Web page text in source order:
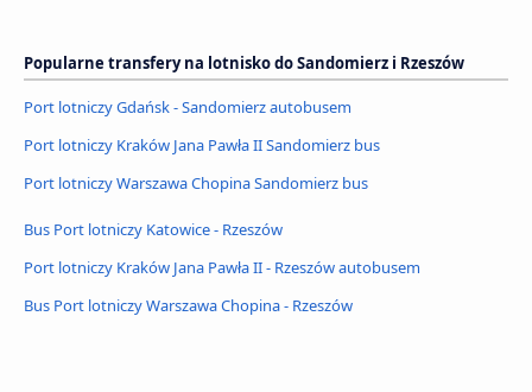
Popularne transfery na lotnisko do Sandomierz i Rzeszów
Port lotniczy Gdańsk - Sandomierz autobusem
Port lotniczy Kraków Jana Pawła II Sandomierz bus
Port lotniczy Warszawa Chopina Sandomierz bus
Bus Port lotniczy Katowice - Rzeszów
Port lotniczy Kraków Jana Pawła II - Rzeszów autobusem
Bus Port lotniczy Warszawa Chopina - Rzeszów